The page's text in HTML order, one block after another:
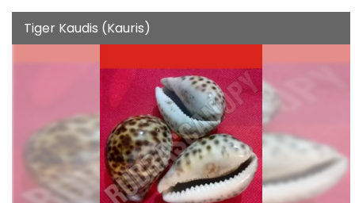
Tiger Kaudis (Kauris)